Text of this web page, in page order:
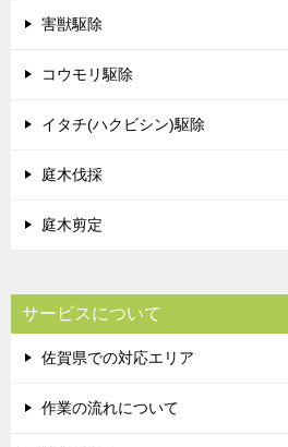
害獣駆除
コウモリ駆除
イタチ(ハクビシン)駆除
庭木伐採
庭木剪定
サービスについて
佐賀県での対応エリア
作業の流れについて